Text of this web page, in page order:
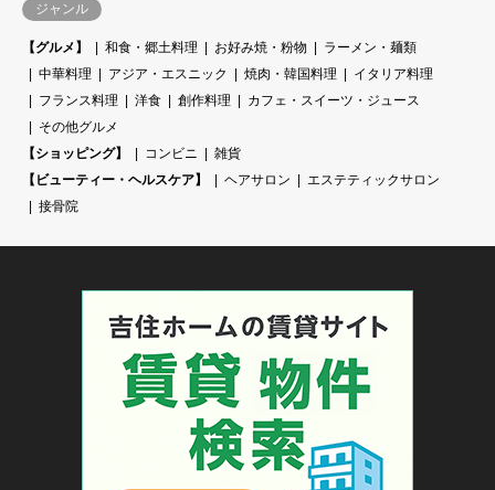
ジャンル
【グルメ】 和食・郷土料理 お好み焼・粉物
ラーメン・麺類
中華料理
アジア・エスニック 焼肉・韓国料理
イタリア料理
フランス料理
洋食 創作料理
カフェ・スイーツ・ジュース
その他グルメ
【ショッピング】
コンビニ
雑貨
【ビューティー・ヘルスケア】
ヘアサロン
エステティックサロン
接骨院